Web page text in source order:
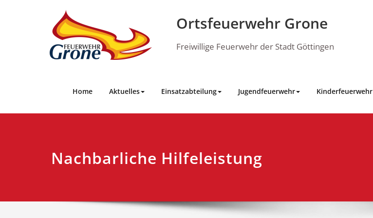
Ortsfeuerwehr Grone
Freiwillige Feuerwehr der Stadt Göttingen
Home Aktuelles Einsatzabteilung Jugendfeuerwehr Kinderfeuerwehr
Nachbarliche Hilfeleistung